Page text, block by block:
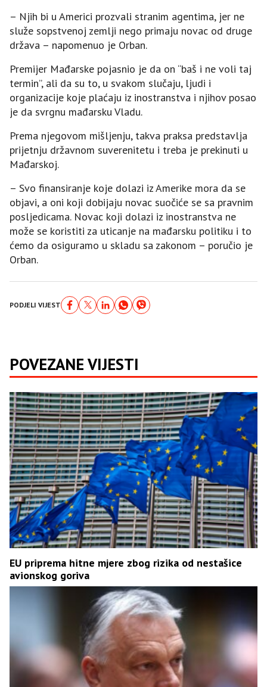
– Njih bi u Americi prozvali stranim agentima, jer ne
služe sopstvenoj zemlji nego primaju novac od druge
država – napomenuo je Orban.
Premijer Mađarske pojasnio je da on “baš i ne voli taj
termin”, ali da su to, u svakom slučaju, ljudi i
organizacije koje plaćaju iz inostranstva i njihov posao
je da svrgnu mađarsku Vladu.
Prema njegovom mišljenju, takva praksa predstavlja
prijetnju državnom suverenitetu i treba je prekinuti u
Mađarskoj.
– Svo finansiranje koje dolazi iz Amerike mora da se
objavi, a oni koji dobijaju novac suočiće se sa pravnim
posljedicama. Novac koji dolazi iz inostranstva ne
može se koristiti za uticanje na mađarsku politiku i to
ćemo da osiguramo u skladu sa zakonom – poručio je
Orban.
PODJELI VIJEST
POVEZANE VIJESTI
EU priprema hitne mjere zbog rizika od nestašice
avionskog goriva